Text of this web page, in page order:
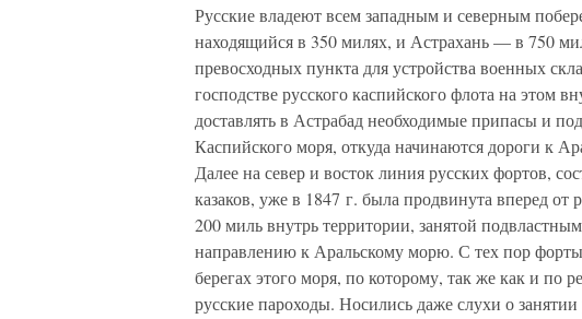
Русские владеют всем западным и северным
находящийся в 350 милях, и Астрахань — в 750
превосходных пункта для устройства военных
господстве русского каспийского флота на этом
доставлять в Астрабад необходимые припасы и
Каспийского моря, откуда начинаются дороги к
Далее на север и восток линия русских фортов,
казаков, уже в 1847 г. была продвинута вперед
200 миль внутрь территории, занятой
направлению к Аральскому морю. С тех пор
берегах этого моря, по которому, так же как и по
русские пароходы. Носились даже слухи о